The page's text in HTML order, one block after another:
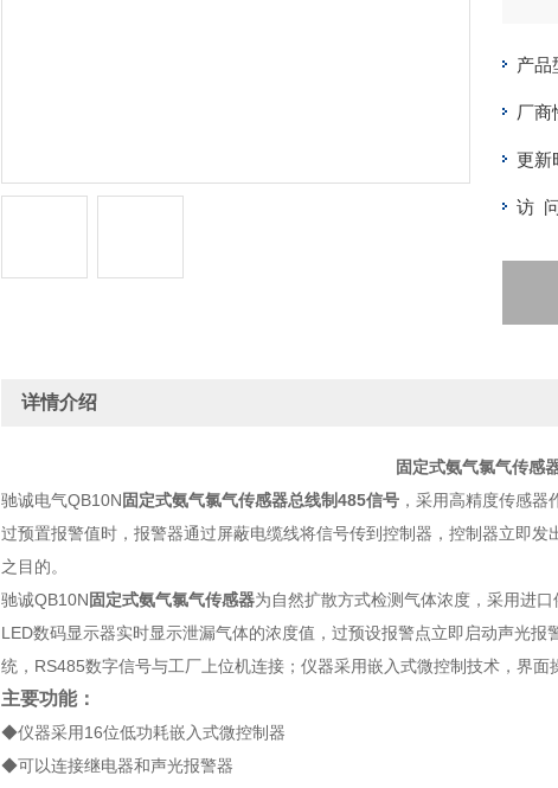
产品
厂商
更新
访
详情介绍
固定式氨气氯气传感
驰诚电气QB10N固定式氨气氯气传感器总线制485信号 ，采用高精度传感
过预置报警值时，报警器通过屏蔽电缆线将信号传到控制器，控制器立即
之目的。
驰诚QB10N固定式氨气氯气传感器为自然扩散方式检测气体浓度，采用进
LED数码显示器实时显示泄漏气体的浓度值，过预设报警点立即启动声光
统，RS485数字信号与工厂上位机连接；仪器采用嵌入式微控制技术，界面
主要功能：
◆仪器采用16位低功耗嵌入式微控制器
◆可以连接继电器和声光报警器